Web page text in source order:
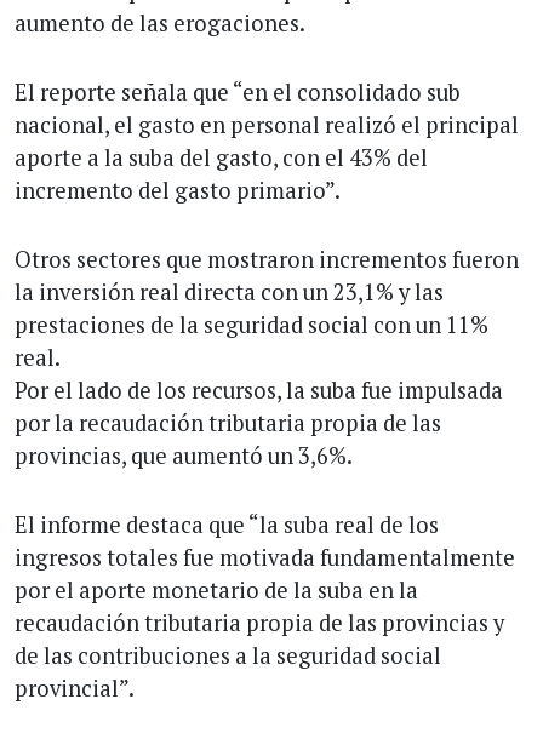
aumento de las erogaciones.
El reporte señala que “en el consolidado sub
nacional, el gasto en personal realizó el principal
aporte a la suba del gasto, con el 43% del
incremento del gasto primario”.
Otros sectores que mostraron incrementos fueron
la inversión real directa con un 23,1% y las
prestaciones de la seguridad social con un 11%
real.
Por el lado de los recursos, la suba fue impulsada
por la recaudación tributaria propia de las
provincias, que aumentó un 3,6%.
El informe destaca que “la suba real de los
ingresos totales fue motivada fundamentalmente
por el aporte monetario de la suba en la
recaudación tributaria propia de las provincias y
de las contribuciones a la seguridad social
provincial”.